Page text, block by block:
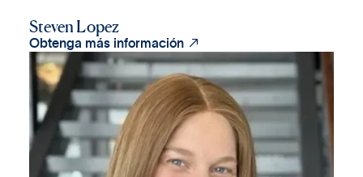
Steven Lopez
Obtenga más información 